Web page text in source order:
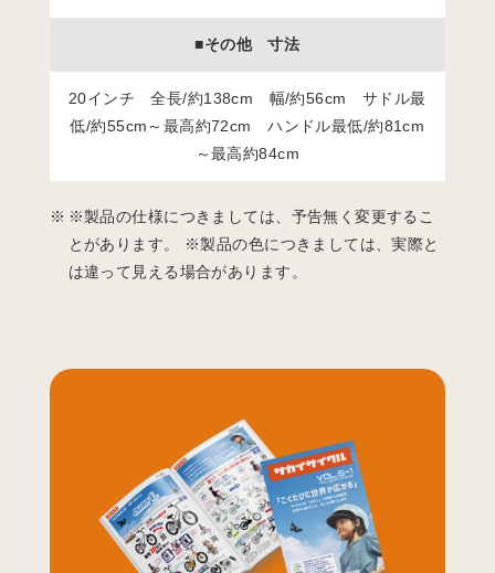
■その他 寸法
20インチ 全長/約138cm 幅/約56cm サドル最
低/約55cm～最高約72cm ハンドル最低/約81cm
～最高約84cm
※製品の仕様につきましては、予告無く変更するこ
とがあります。 ※製品の色につきましては、実際と
は違って見える場合があります。